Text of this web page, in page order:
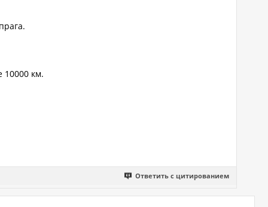
10000 км.
Ответить с цитированием